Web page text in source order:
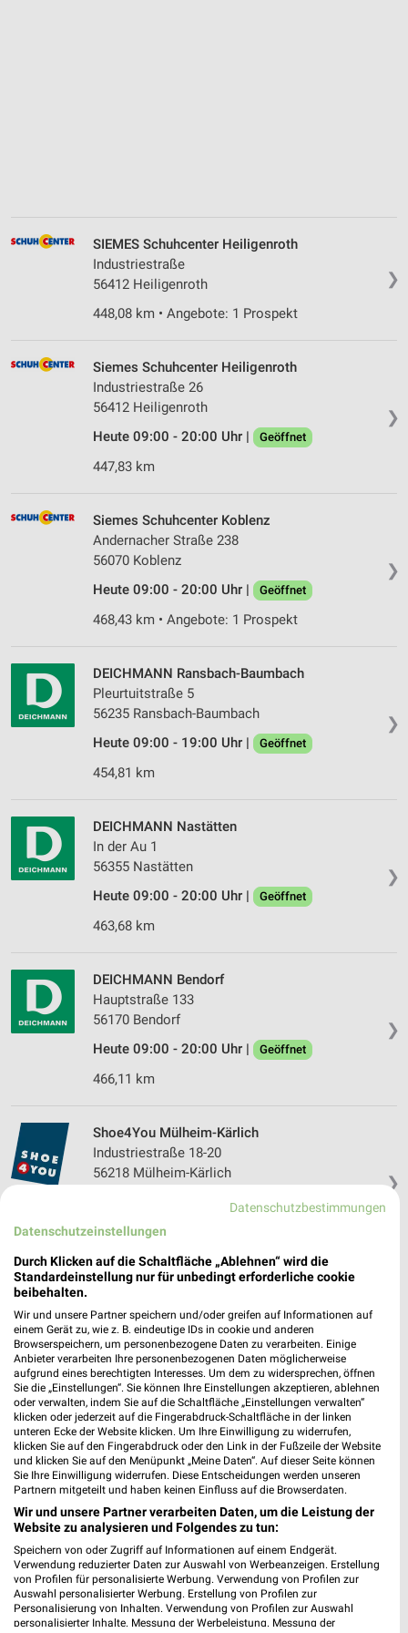
❯
SIEMES Schuhcenter Heiligenroth
Industriestraße
56412 Heiligenroth
448,08 km • Angebote: 1 Prospekt
❯
Siemes Schuhcenter Heiligenroth
Industriestraße 26
56412 Heiligenroth
Heute 09:00 - 20:00 Uhr |
Geöffnet
447,83 km
❯
Siemes Schuhcenter Koblenz
Andernacher Straße 238
56070 Koblenz
Heute 09:00 - 20:00 Uhr |
Geöffnet
468,43 km • Angebote: 1 Prospekt
❯
DEICHMANN Ransbach-Baumbach
Pleurtuitstraße 5
56235 Ransbach-Baumbach
Heute 09:00 - 19:00 Uhr |
Geöffnet
454,81 km
❯
DEICHMANN Nastätten
In der Au 1
56355 Nastätten
Heute 09:00 - 20:00 Uhr |
Geöffnet
463,68 km
❯
DEICHMANN Bendorf
Hauptstraße 133
56170 Bendorf
Heute 09:00 - 20:00 Uhr |
Geöffnet
466,11 km
❯
Shoe4You Mülheim-Kärlich
Industriestraße 18-20
56218 Mülheim-Kärlich
Heute 10:00 - 20:00 Uhr | Geöffnet
470,43 km
Siemes Schuhcenter Mülheim-Kärlich
56218 Mülheim-Kärlich
Heute 09:00 - 20:00 Uhr | Geöffnet
471,02 km • Angebote: 1 Prospekt
DEICHMANN Mülheim-Kärlich
Spitalsgraben 2
56218 Mülheim-Kärlich
Heute 09:00 - 20:00 Uhr | Geöffnet
471,22 km
Siemes Schuhcenter Diez
Am Backsteinbrand 6
Datenschutzbestimmungen
Datenschutzeinstellungen
Durch Klicken auf die Schaltfläche „Ablehnen“ wird die
Standardeinstellung nur für unbedingt erforderliche cookie
beibehalten.
Wir und unsere Partner speichern und/oder greifen auf Informationen auf
einem Gerät zu, wie z. B. eindeutige IDs in cookie und anderen
Browserspeichern, um personenbezogene Daten zu verarbeiten. Einige
Anbieter verarbeiten Ihre personenbezogenen Daten möglicherweise
aufgrund eines berechtigten Interesses. Um dem zu widersprechen, öffnen
Sie die „Einstellungen“. Sie können Ihre Einstellungen akzeptieren, ablehnen
oder verwalten, indem Sie auf die Schaltfläche „Einstellungen verwalten“
klicken oder jederzeit auf die Fingerabdruck-Schaltfläche in der linken
unteren Ecke der Website klicken. Um Ihre Einwilligung zu widerrufen,
klicken Sie auf den Fingerabdruck oder den Link in der Fußzeile der Website
und klicken Sie auf den Menüpunkt „Meine Daten“. Auf dieser Seite können
Sie Ihre Einwilligung widerrufen. Diese Entscheidungen werden unseren
Partnern mitgeteilt und haben keinen Einfluss auf die Browserdaten.
Wir und unsere Partner verarbeiten Daten, um die Leistung der
Website zu analysieren und Folgendes zu tun:
Speichern von oder Zugriff auf Informationen auf einem Endgerät.
Verwendung reduzierter Daten zur Auswahl von Werbeanzeigen. Erstellung
von Profilen für personalisierte Werbung. Verwendung von Profilen zur
Auswahl personalisierter Werbung. Erstellung von Profilen zur
Personalisierung von Inhalten. Verwendung von Profilen zur Auswahl
personalisierter Inhalte. Messung der Werbeleistung. Messung der